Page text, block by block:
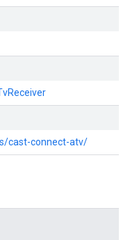
cast-connect-atv/